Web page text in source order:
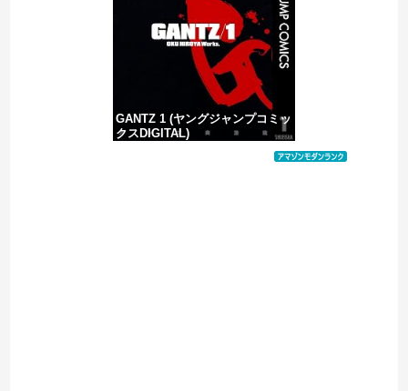
【移民政策反対】イオンの売り場で唐揚げを食う中国人の子供
GANTZ 1 (ヤングジャンプコミッ
クスDIGITAL)
価格：¥100